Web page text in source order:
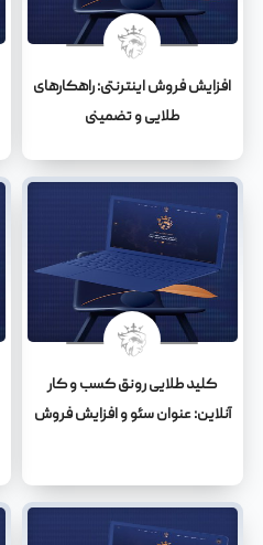
افزایش فروش اینترنتی: راهکارهای
طلایی و تضمینی
کلید طلایی رونق کسب و کار
آنلاین: عنوان سئو و افزایش فروش